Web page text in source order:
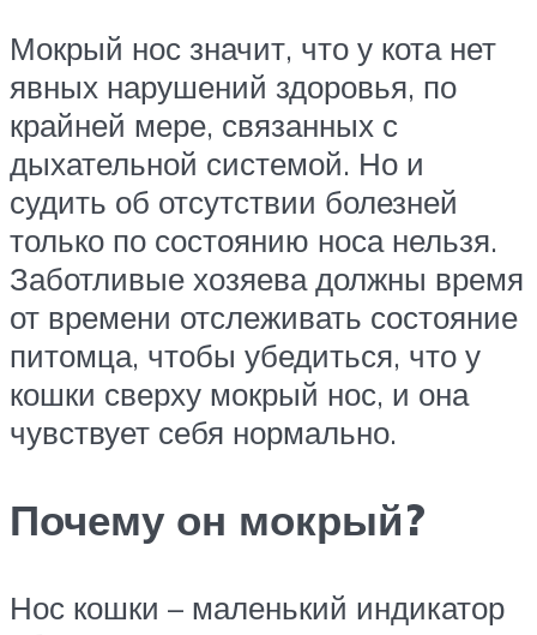
Мокрый нос значит, что у кота нет
явных нарушений здоровья, по
крайней мере, связанных с
дыхательной системой. Но и
судить об отсутствии болезней
только по состоянию носа нельзя.
Заботливые хозяева должны время
от времени отслеживать состояние
питомца, чтобы убедиться, что у
кошки сверху мокрый нос, и она
чувствует себя нормально.
Почему он мокрый?
Нос кошки – маленький индикатор